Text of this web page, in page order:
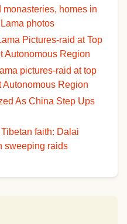
homes in
photos
Pictures-raid at Top
Autonomous Region
pictures-raid at top
Autonomous Region
As China Step Ups
faith: Dalai
sweeping raids